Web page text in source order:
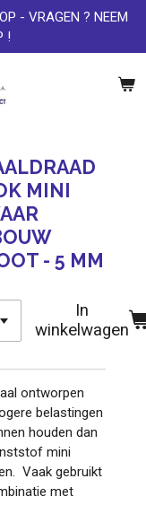
- VRAGEN ? NEEM
!
MINI
- 5 MM
In
winkelwagen
ontworpen
belastingen
houden dan
mini
Vaak gebruikt
met